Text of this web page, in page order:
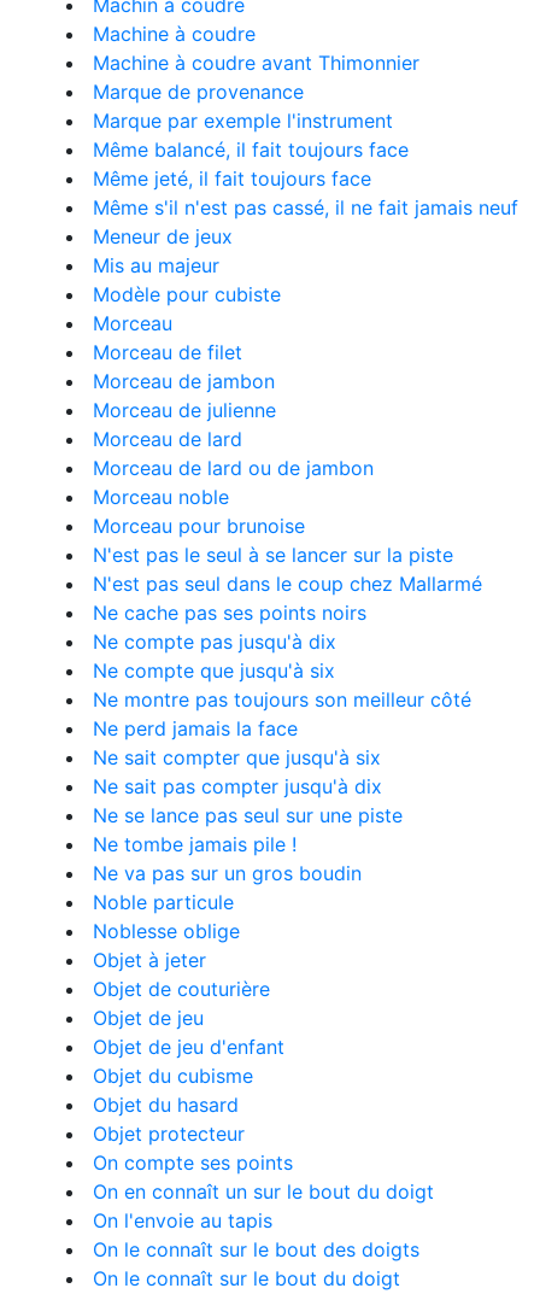
Machin à coudre
Machine à coudre
Machine à coudre avant Thimonnier
Marque de provenance
Marque par exemple l'instrument
Même balancé, il fait toujours face
Même jeté, il fait toujours face
Même s'il n'est pas cassé, il ne fait jamais neuf
Meneur de jeux
Mis au majeur
Modèle pour cubiste
Morceau
Morceau de filet
Morceau de jambon
Morceau de julienne
Morceau de lard
Morceau de lard ou de jambon
Morceau noble
Morceau pour brunoise
N'est pas le seul à se lancer sur la piste
N'est pas seul dans le coup chez Mallarmé
Ne cache pas ses points noirs
Ne compte pas jusqu'à dix
Ne compte que jusqu'à six
Ne montre pas toujours son meilleur côté
Ne perd jamais la face
Ne sait compter que jusqu'à six
Ne sait pas compter jusqu'à dix
Ne se lance pas seul sur une piste
Ne tombe jamais pile !
Ne va pas sur un gros boudin
Noble particule
Noblesse oblige
Objet à jeter
Objet de couturière
Objet de jeu
Objet de jeu d'enfant
Objet du cubisme
Objet du hasard
Objet protecteur
On compte ses points
On en connaît un sur le bout du doigt
On l'envoie au tapis
On le connaît sur le bout des doigts
On le connaît sur le bout du doigt